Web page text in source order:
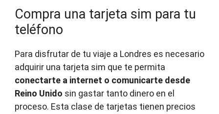
Compra una tarjeta sim para tu
teléfono
Para disfrutar de tu viaje a Londres es necesario
adquirir una tarjeta sim que te permita
conectarte a internet o comunicarte desde
Reino Unido sin gastar tanto dinero en el
proceso. Esta clase de tarjetas tienen precios